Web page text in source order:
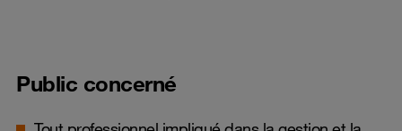
Public concerné